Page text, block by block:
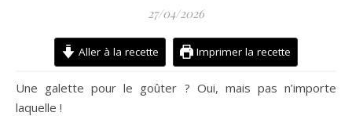
27/04/2026
Aller à la recette Imprimer la recette
Une galette pour le goûter ? Oui, mais pas n’importe
laquelle !